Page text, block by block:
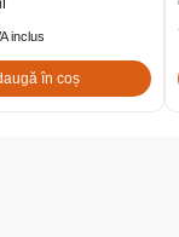
inclus
în coș